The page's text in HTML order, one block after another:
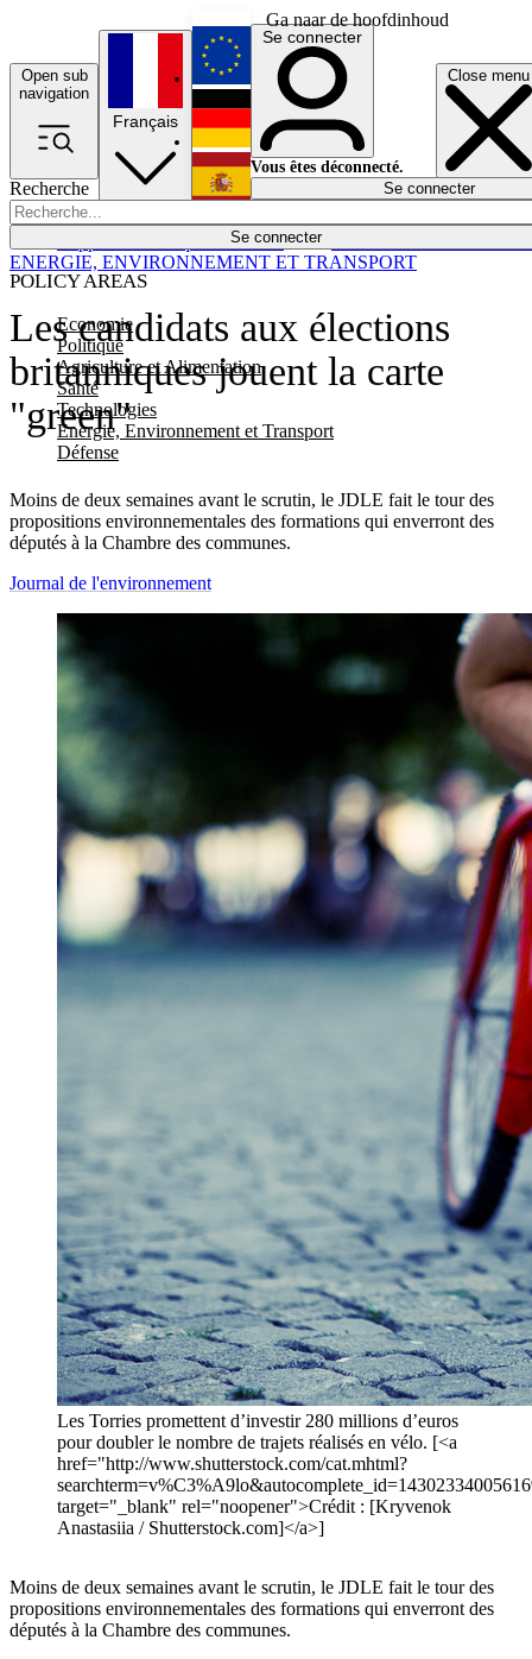
Ga naar de hoofdinhoud
Open sub
navigation
Close menu
Recherche
Se connecter
POLICY AREAS
Economie
Politique
Agriculture et Alimentation
Santé
Technologies
Energie, Environnement et Transport
Défense
Économie
Français
English
Deutsch
Español
Se connecter
Vous êtes déconnecté.
Se connecter
Les candidats aux élections
britanniques jouent la carte
"green"
Moins de deux semaines avant le scrutin, le JDLE fait le tour des
propositions environnementales des formations qui enverront des
députés à la Chambre des communes.
ENERGIE, ENVIRONNEMENT ET TRANSPORT
Journal de l'environnement
Les Torries promettent d’investir 280 millions d’euros
pour doubler le nombre de trajets réalisés en vélo. [<a
href="http://www.shutterstock.com/cat.mhtml?
target="_blank" rel="noopener">Crédit : [Kryvenok
Anastasiia / Shutterstock.com]</a>]
Moins de deux semaines avant le scrutin, le JDLE fait le tour des
propositions environnementales des formations qui enverront des
députés à la Chambre des communes.